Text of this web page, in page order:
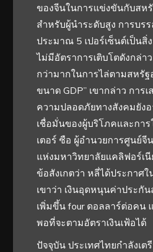
ของจีนในการแข่งขันกับสห
สำหรับผู้นำระดับสูง การบร
ประมาณ 5 เปอร์เซ็นต์เป็นสิ่
ไม่มีอัตราการเติบโตดังกล่า
กว่ามากในการไล่ตามสหรัฐ
ขนาด GDP” เขากล่าว การ
ความปลอดภัยทางสังคมยัง
เชื่อมั่นของผู้บริโภคและการ
เตอร์ ซือ ผู้อำนวยการศูนย์
แห่งมหาวิทยาลัยแคลิฟอร์เนี
ข้อสังเกตว่า หลี่ได้ประกาศ
เขาว่า เงินอุดหนุนค่าประกั
เพิ่มขึ้น four ดอลลาร์ต่อคน
พอที่จะตามอัตราเงินเฟ้อได้
ปัจจุบัน ประเทศไทยกำลังเต